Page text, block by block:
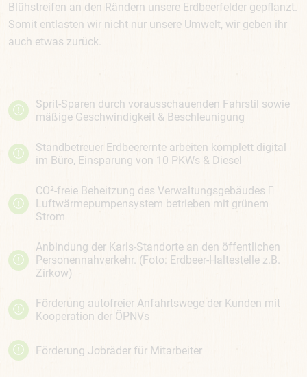
Blühstreifen an den Rändern unsere Erdbeerfelder gepflanzt.
Somit entlasten wir nicht nur unsere Umwelt, wir geben ihr
auch etwas zurück.
Sprit-Sparen durch vorausschauenden Fahrstil sowie
mäßige Geschwindigkeit & Beschleunigung
Standbetreuer Erdbeerernte arbeiten komplett digital
im Büro, Einsparung von 10 PKWs & Diesel
CO²-freie Beheitzung des Verwaltungsgebäudes 
Luftwärmepumpensystem betrieben mit grünem
Strom
Anbindung der Karls-Standorte an den öffentlichen
Personennahverkehr. (Foto: Erdbeer-Haltestelle z.B.
Zirkow)
Förderung autofreier Anfahrtswege der Kunden mit
Kooperation der ÖPNVs
Förderung Jobräder für Mitarbeiter